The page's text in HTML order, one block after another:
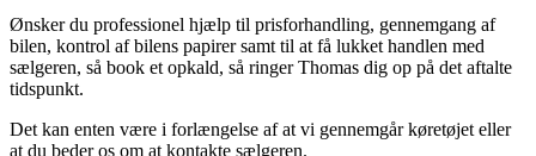
Ønsker du professionel hjælp til prisforhandling, gennemgang af
bilen, kontrol af bilens papirer samt til at få lukket handlen med
sælgeren, så book et opkald, så ringer Thomas dig op på det aftalte
tidspunkt.
Det kan enten være i forlængelse af at vi gennemgår køretøjet eller
at du beder os om at kontakte sælgeren.